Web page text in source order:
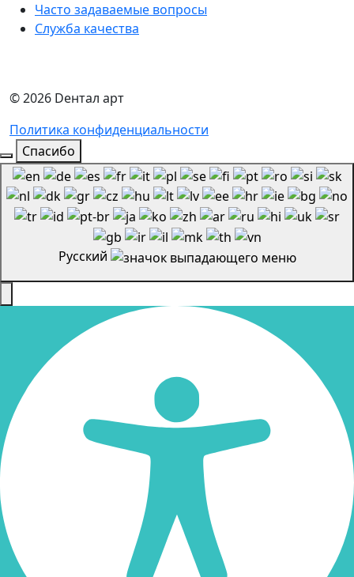
Часто задаваемые вопросы
Служба качества
© 2026 Dентал арт
Политика конфиденциальности
Спасибо
Русский